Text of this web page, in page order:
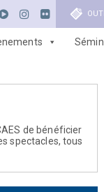
de bénéficier
spectacles, tous